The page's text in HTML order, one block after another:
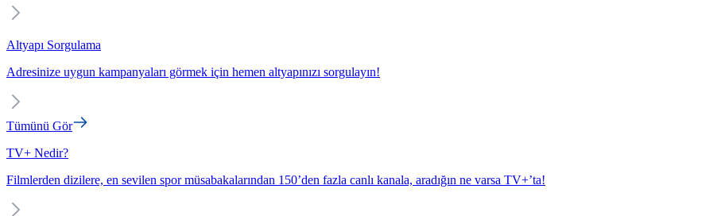
Altyapı Sorgulama
Adresinize uygun kampanyaları görmek için hemen altyapınızı sorgulayın!
Tümünü Gör
TV+ Nedir?
Filmlerden dizilere, en sevilen spor müsabakalarından 150’den fazla canlı kanala, aradığın ne varsa TV+’ta!